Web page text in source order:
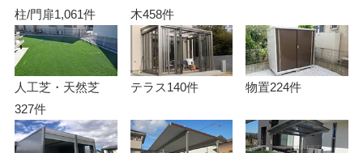
柱/門扉1,061件
木458件
人工芝・天然芝
327件
テラス140件 物置224件